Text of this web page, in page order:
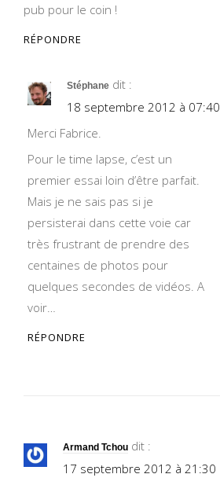
pub pour le coin !
RÉPONDRE
Stéphane dit :
18 septembre 2012 à 07:40
Merci Fabrice.
Pour le time lapse, c’est un
premier essai loin d’être parfait.
Mais je ne sais pas si je
persisterai dans cette voie car
très frustrant de prendre des
centaines de photos pour
quelques secondes de vidéos. A
voir…
RÉPONDRE
Armand Tchou dit :
17 septembre 2012 à 21:30